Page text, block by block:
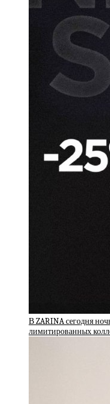
В ZARINA сегодня
лимитированных